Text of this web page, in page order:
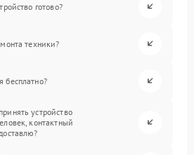
готово?
техники?
бесплатно?
устройство
контактный